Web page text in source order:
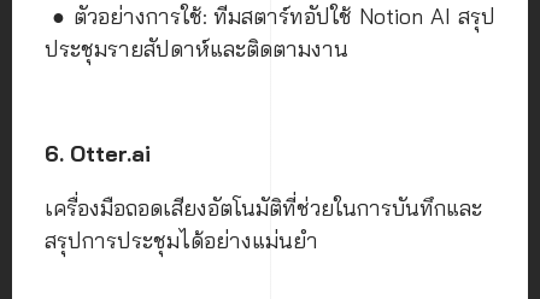
● ตัวอย่างการใช้: ทีมสตาร์ทอัปใช้ Notion AI สรุป
ประชุมรายสัปดาห์และติดตามงาน
6. Otter.ai
เครื่องมือถอดเสียงอัตโนมัติที่ช่วยในการบันทึกและ
สรุปการประชุมได้อย่างแม่นยำ